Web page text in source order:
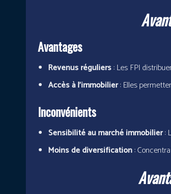
Avantages
Revenus réguliers: Les FPI
Accès à l’immobilier: Elles
Inconvénients
Sensibilité au marché immobilier:
Moins de diversification: